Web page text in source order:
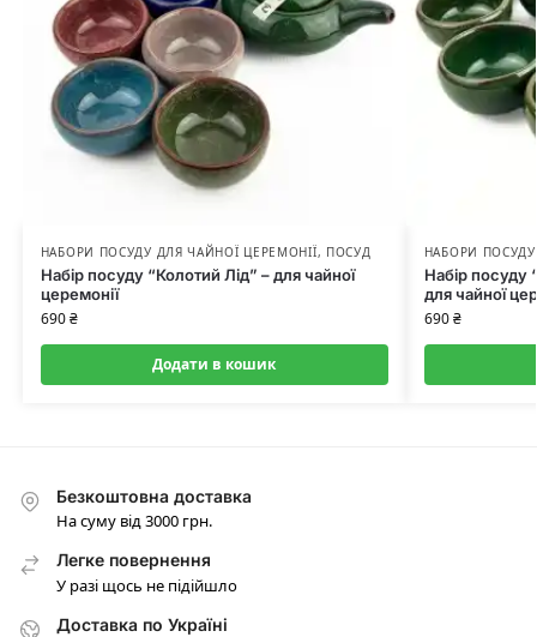
НАБОРИ ПОСУДУ ДЛЯ ЧАЙНОЇ ЦЕРЕМОНІЇ, ПОСУД
Набір посуду “Колотий Лід” – для чайної
церемонії
690₴
Додати в кошик
НАБОРИ
Набір посуду
для чайної
690₴
Безкоштовна доставка
На суму від 3000 грн.
Легке повернення
У разі щось не підійшло
Доставка по Україні